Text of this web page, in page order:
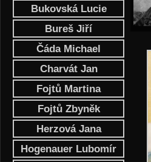
Bukovská Lucie
Bureš Jiří
Čáda Michael
Charvát Jan
Fojtů Martina
Fojtů Zbyněk
Herzová Jana
Hogenauer Lubomír